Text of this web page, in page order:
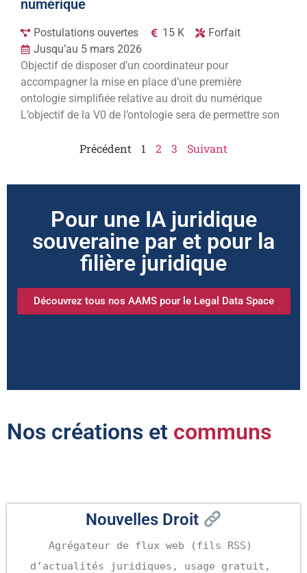
numérique
Postulations ouvertes 15 K
Forfait
Jusqu’au 5 mars 2026
Objectif de disposer d’un coordinateur pour
accompagner la mise en place d’une première
ontologie simplifiée relative au droit du numérique
L’objectif de la V0 de l’ontologie sera de permettre son
Précédent 1 2 3 Suivant
Pour une IA juridique
souveraine par et pour la
filière juridique
Découvrez tous nos AAMS pour le Legal Data Space
Nos créations et communs
Nouvelles Droit
Agrégateur de flux web (fils RSS)
d’actualités juridiques, usage gratuit,